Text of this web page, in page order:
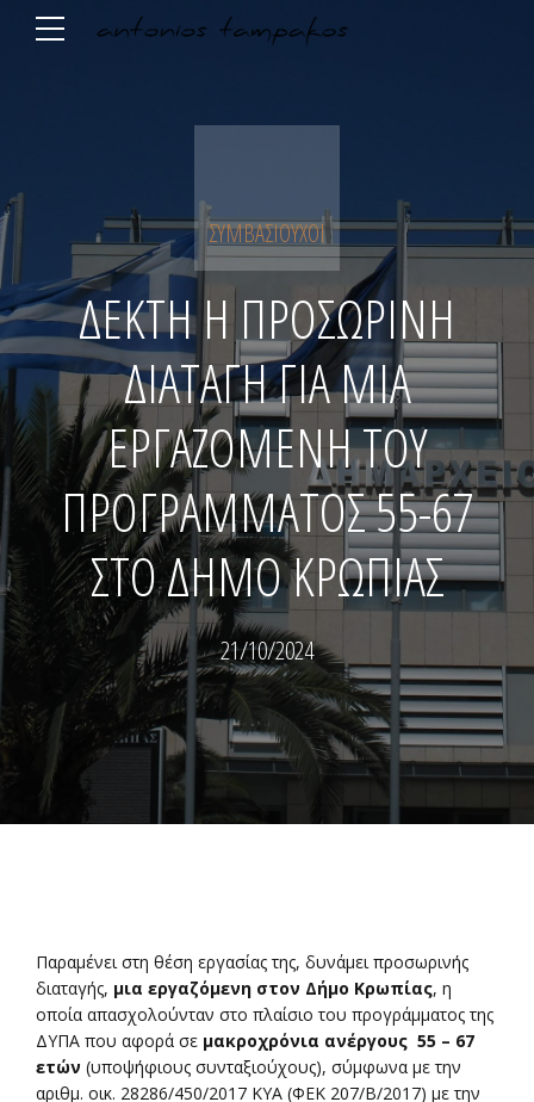
ΣΥΜΒΑΣΙΟΎΧΟΙ
ΔΕΚΤΗ Η ΠΡΟΣΩΡΙΝΗ
ΔΙΑΤΑΓΗ ΓΙΑ ΜΙΑ
ΕΡΓΑΖΟΜΕΝΗ ΤΟΥ
ΠΡΟΓΡΑΜΜΑΤΟΣ 55-67
ΣΤΟ ΔΗΜΟ ΚΡΩΠΙΑΣ
21/10/2024
Παραμένει στη θέση εργασίας της, δυνάμει προσωρινής
διαταγής, μια εργαζόμενη στον Δήμο Κρωπίας, η
οποία απασχολούνταν στο πλαίσιο του προγράμματος της
ΔΥΠΑ που αφορά σε μακροχρόνια ανέργους 55 – 67
ετών (υποψήφιους συνταξιούχους), σύμφωνα με την
αριθμ. οικ. 28286/450/2017 ΚΥΑ (ΦΕΚ 207/Β/2017) με την